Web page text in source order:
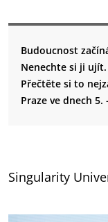
Budoucnost
Nenechte si ji ujít.
Přečtěte si to
Praze ve dnech 5.
Singularity